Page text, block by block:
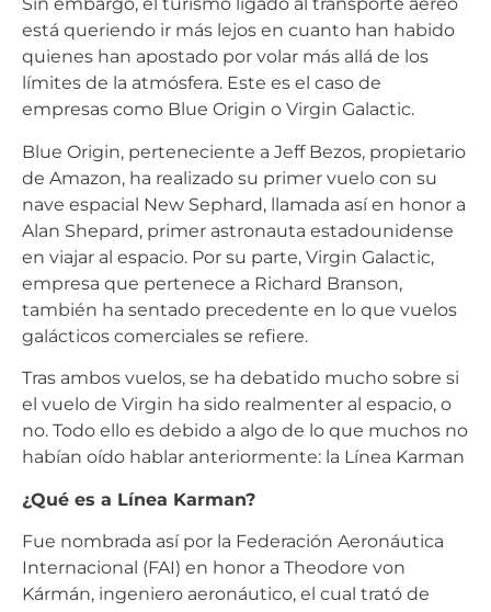
Sin embargo, el turismo ligado al transporte aéreo
está queriendo ir más lejos en cuanto han habido
quienes han apostado por volar más allá de los
límites de la atmósfera. Este es el caso de
empresas como Blue Origin o Virgin Galactic.
Blue Origin, perteneciente a Jeff Bezos, propietario
de Amazon, ha realizado su primer vuelo con su
nave espacial New Sephard, llamada así en honor a
Alan Shepard, primer astronauta estadounidense
en viajar al espacio. Por su parte, Virgin Galactic,
empresa que pertenece a Richard Branson,
también ha sentado precedente en lo que vuelos
galácticos comerciales se refiere.
Tras ambos vuelos, se ha debatido mucho sobre si
el vuelo de Virgin ha sido realmenter al espacio, o
no. Todo ello es debido a algo de lo que muchos no
habían oído hablar anteriormente: la Línea Karman
¿Qué es a Línea Karman?
Fue nombrada así por la Federación Aeronáutica
Internacional (FAI) en honor a Theodore von
Kármán, ingeniero aeronáutico, el cual trató de